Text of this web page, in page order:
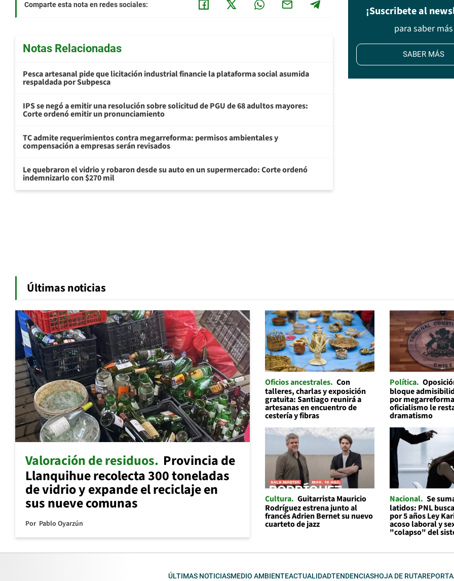
Comparte esta nota en redes sociales:
Notas Relacionadas
Pesca artesanal pide que licitación industrial financie la plataforma social asumida
respaldada por Subpesca
IPS se negó a emitir una resolución sobre solicitud de PGU de 68 adultos mayores:
Corte ordenó emitir un pronunciamiento
TC admite requerimientos contra megarreforma: permisos ambientales y
compensación a empresas serán revisados
Le quebraron el vidrio y robaron desde su auto en un supermercado: Corte ordenó
indemnizarlo con $270 mil
¡Suscribete al
para saber más
SABER MÁS
Últimas noticias
Valoración de residuos Provincia de
Llanquihue recolecta 300 toneladas
de vidrio y expande el reciclaje en
sus nueve comunas
Por Pablo Oyarzún
Oficios ancestrales Con
talleres, charlas y exposición
gratuita: Santiago reunirá a
artesanas en encuentro de
cestería y fibras
Política
bloque
por
oficialismo le
dramatismo
Cultura Guitarrista Mauricio
Rodríguez estrena junto al
francés Adrien Bernet su nuevo
cuarteto de jazz
Nacional Se
latidos: PNL
por 5 años Ley
acoso laboral y
"colapso" del
ÚLTIMAS NOTICIASMEDIO AMBIENTEACTUALIDADTENDENCIASHOJA DE RUTA